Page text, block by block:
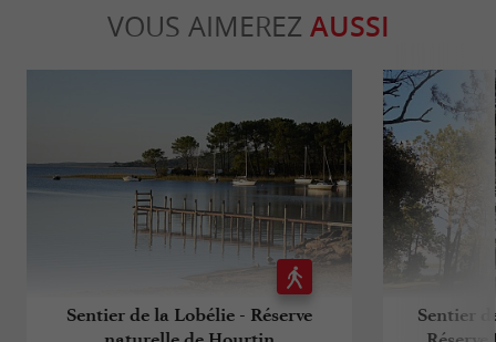
VOUS AIMEREZ AUSSI
Sentier de la Lobélie - Réserve
Sentier